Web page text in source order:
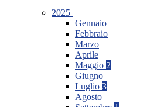
2025
Gennaio
Febbraio
Marzo
Aprile
Maggio 2
Giugno
Luglio 3
Agosto